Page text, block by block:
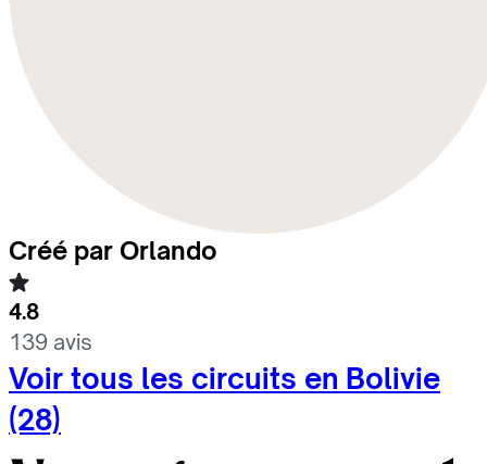
Créé par Orlando
4.8
139 avis
Voir tous les circuits en Bolivie
(28)